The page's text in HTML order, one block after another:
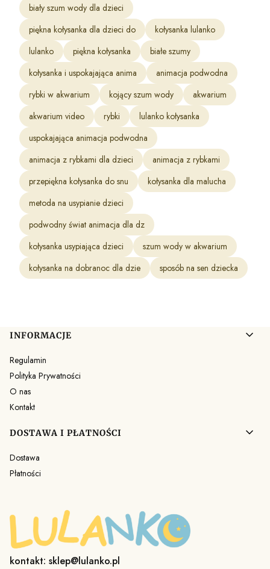
biały szum wody dla dzieci
piękna kołysanka dla dzieci do
kołysanka lulanko
lulanko
piękna kołysanka
białe szumy
kołysanka i uspokajająca anima
animacja podwodna
rybki w akwarium
kojący szum wody
akwarium
akwarium video
rybki
lulanko kołysanka
uspokajająca animacja podwodna
animacja z rybkami dla dzieci
animacja z rybkami
przepiękna kołysanka do snu
kołysanka dla malucha
metoda na usypianie dzieci
podwodny świat animacja dla dz
kołysanka usypiająca dzieci
szum wody w akwarium
kołysanka na dobranoc dla dzie
sposób na sen dziecka
Linki w stopce
INFORMACJE
Regulamin
Polityka Prywatności
O nas
Kontakt
DOSTAWA I PŁATNOŚCI
Dostawa
Płatności
kontakt: sklep@lulanko.pl